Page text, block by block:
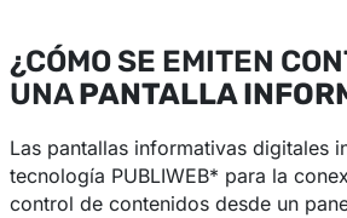
¿CÓMO SE EMITEN
UNAPANTALLA
Las pantallas informativas digitales
tecnología PUBLIWEB* para la
control de contenidos desde un